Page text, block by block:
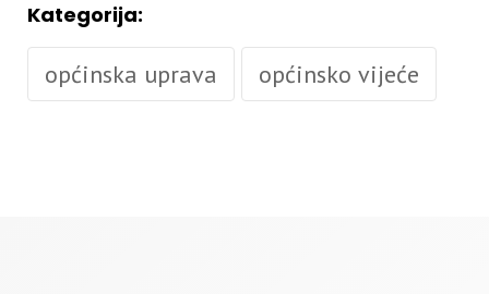
Kategorija:
općinska uprava općinsko vijeće